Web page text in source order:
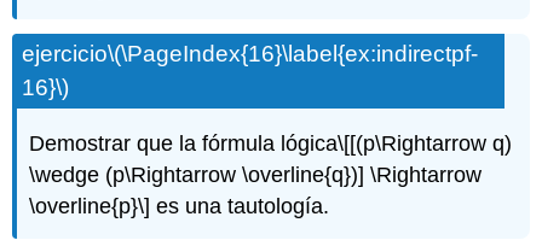
ejercicio\(\PageIndex{16}\label{ex:indirectpf-
16}\)
Demostrar que la fórmula lógica\[[(p\Rightarrow q)
\wedge (p\Rightarrow \overline{q})] \Rightarrow
\overline{p}\] es una tautología.